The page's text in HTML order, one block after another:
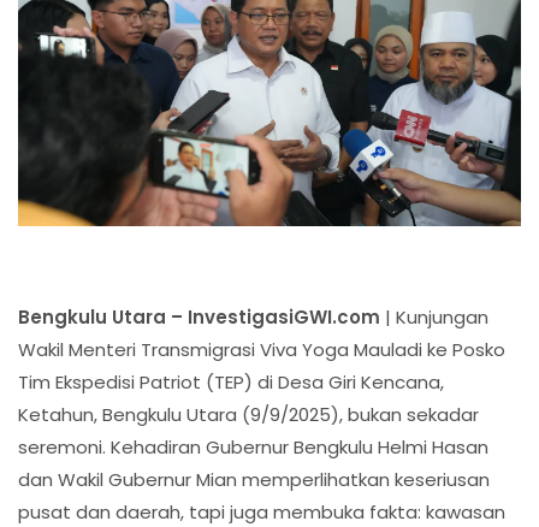
Bengkulu Utara – InvestigasiGWI.com | Kunjungan
Wakil Menteri Transmigrasi Viva Yoga Mauladi ke Posko
Tim Ekspedisi Patriot (TEP) di Desa Giri Kencana,
Ketahun, Bengkulu Utara (9/9/2025), bukan sekadar
seremoni. Kehadiran Gubernur Bengkulu Helmi Hasan
dan Wakil Gubernur Mian memperlihatkan keseriusan
pusat dan daerah, tapi juga membuka fakta: kawasan